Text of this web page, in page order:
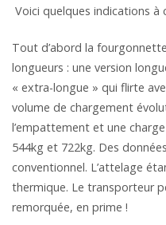
Voici quelques indications à
Tout d’abord la
longueurs : une version
« extra-longue » qui flirte
volume de chargement
l’empattement et une
544kg et 722kg. Des
conventionnel. L’attelage
thermique. Le transporteur
remorquée, en prime !